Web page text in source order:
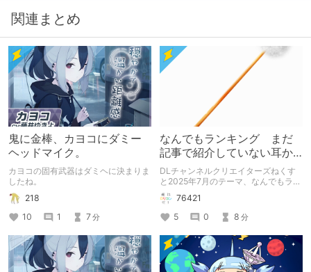
関連まとめ
鬼に金棒、カヨコにダミー
ヘッドマイク。
カヨコの固有武器はダミヘに決まりま
したね。
218
10
1 7分
なんでもランキング まだ
記事で紹介していない耳か
き
DLチャンネルクリエイターズねくす
と2025年7月のテーマ、なんでもラン
キング 耳かきが趣味で、それに関す
る記事もいくつか書いているのです
が、まだ紹介していない耳かきについ
て書いた記事です。
76421
5
0 8 分